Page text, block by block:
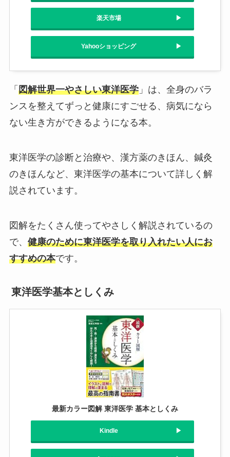
楽天市場
Yahooショッピング
「 図解世界一やさしい東洋医学」は、全身のバラ
ンスを整えてずっと健康にすごせる、病気になら
ない生き方ができるようになる本。
東洋医学の診断と治療や、漢方薬のきほん、鍼灸
のきほんなど、東洋医学の基本について詳しく解
説されています。
図解をたくさん使ってやさしく解説されているの
で、 健康のために東洋医学を取り入れたい人にお
すすめの本です。
東洋医学基本としくみ
最新カラー図解 東洋医学 基本としくみ
Kindle